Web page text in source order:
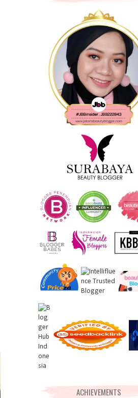
ACHIEVEMENTS